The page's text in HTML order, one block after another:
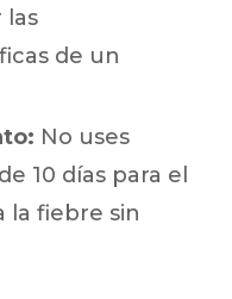
las
de un
No uses
10 días para el
la fiebre sin